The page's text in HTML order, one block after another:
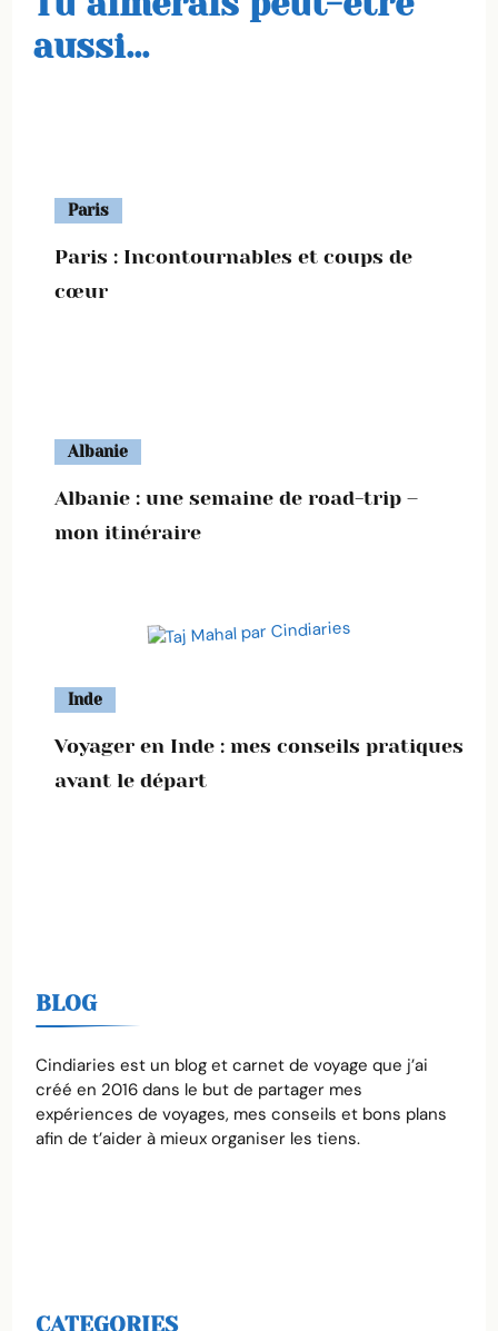
aussi...
Paris
Paris : Incontournables et coups de
cœur
Albanie
Albanie : une semaine de road-trip –
mon itinéraire
Inde
Voyager en Inde : mes conseils pratiques
avant le départ
BLOG
Cindiaries est un blog et carnet de voyage que j’ai
créé en 2016 dans le but de partager mes
expériences de voyages, mes conseils et bons plans
afin de t’aider à mieux organiser les tiens.
CATEGORIES